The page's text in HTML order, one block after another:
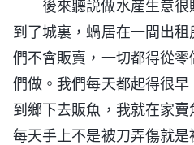
後來聽説做水産生意
到了城裏，蝸居在一間出
們不會販賣，一切都得從
們做。我們每天都起得很
到鄉下去販魚，我就在家賣
每天手上不是被刀弄傷就